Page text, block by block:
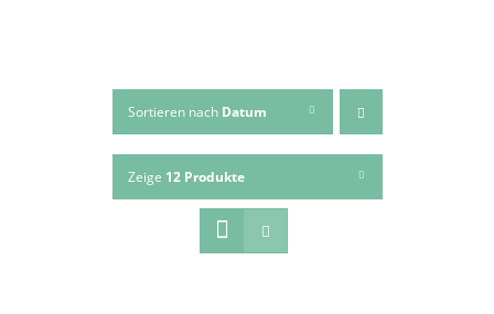
Sortieren nach Datum
Zeige 12 Produkte